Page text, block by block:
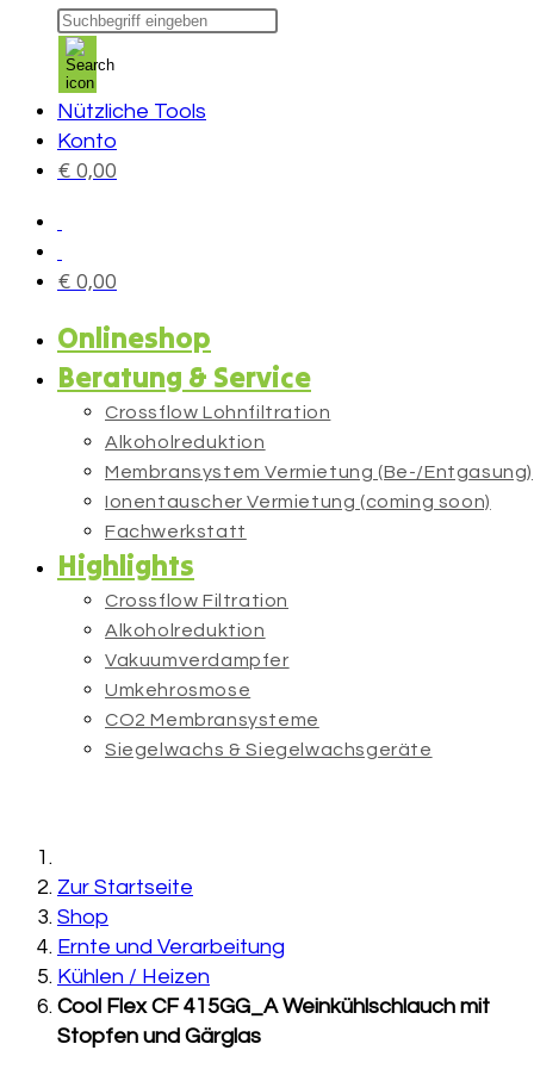
Products
search
Nützliche Tools
Konto
€ 0,00
€ 0,00
Onlineshop
Beratung & Service
Crossflow Lohnfiltration
Alkoholreduktion
Membransystem Vermietung (Be-/Entgasung)
Ionentauscher Vermietung (coming soon)
Fachwerkstatt
Highlights
Crossflow Filtration
Alkoholreduktion
Vakuumverdampfer
Umkehrosmose
CO2 Membransysteme
Siegelwachs & Siegelwachsgeräte
Zur Startseite
Shop
Ernte und Verarbeitung
Kühlen / Heizen
Cool Flex CF 415GG_A Weinkühlschlauch mit
Stopfen und Gärglas